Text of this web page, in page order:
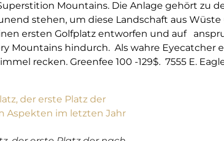
Mountains. Die Anlage gehört zu
stehen, um diese Landschaft aus
ersten Golfplatz entworfen und auf
Mountains hindurch. Als wahre Eyecatcher
recken. Greenfee 100 -129$. 7555 E.